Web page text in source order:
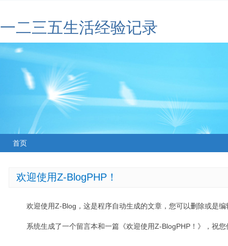
一二三五生活经验记录
首页
欢迎使用Z-BlogPHP！
欢迎使用Z-Blog，这是程序自动生成的文章，您可以删除或是编
系统生成了一个留言本和一篇《欢迎使用Z-BlogPHP！》，祝